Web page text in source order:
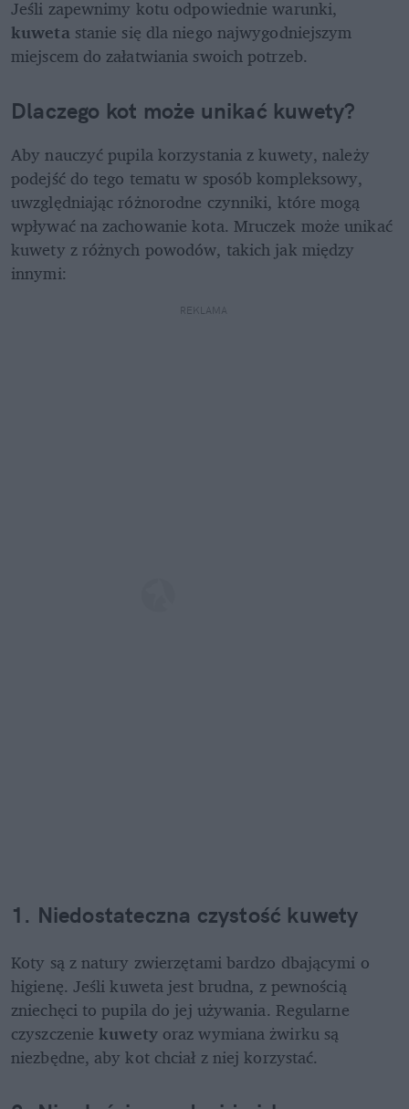
kuweta stanie się dla niego najwygodniejszym
miejscem do załatwiania swoich potrzeb.
Dlaczego kot może unikać kuwety?
Aby nauczyć pupila korzystania z kuwety, należy
podejść do tego tematu w sposób kompleksowy,
uwzględniając różnorodne czynniki, które mogą
wpływać na zachowanie kota. Mruczek może unikać
kuwety z różnych powodów, takich jak między
innymi:
REKLAMA
1. Niedostateczna czystość kuwety
Koty są z natury zwierzętami bardzo dbającymi o
higienę. Jeśli kuweta jest brudna, z pewnością
zniechęci to pupila do jej używania. Regularne
czyszczenie kuwety oraz wymiana żwirku są
niezbędne, aby kot chciał z niej korzystać.